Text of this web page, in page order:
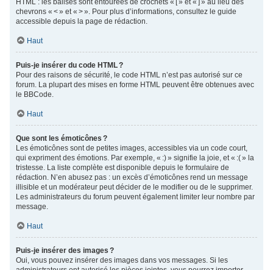
HTML : les balises sont entourées de crochets « [ » et « ] » au lieu des
chevrons « < » et « > ». Pour plus d’informations, consultez le guide
accessible depuis la page de rédaction.
Haut
Puis-je insérer du code HTML ?
Pour des raisons de sécurité, le code HTML n’est pas autorisé sur ce
forum. La plupart des mises en forme HTML peuvent être obtenues avec
le BBCode.
Haut
Que sont les émoticônes ?
Les émoticônes sont de petites images, accessibles via un code court,
qui expriment des émotions. Par exemple, « :) » signifie la joie, et « :( » la
tristesse. La liste complète est disponible depuis le formulaire de
rédaction. N’en abusez pas : un excès d’émoticônes rend un message
illisible et un modérateur peut décider de le modifier ou de le supprimer.
Les administrateurs du forum peuvent également limiter leur nombre par
message.
Haut
Puis-je insérer des images ?
Oui, vous pouvez insérer des images dans vos messages. Si les